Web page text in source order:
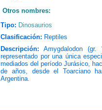
Otros nombres:
Tipo: Dinosaurios
Clasificación: Reptiles
Descripción: Amygdalodon (gr.
representado por una única
mediados del período Jurásico,
de años, desde el Toarciano
Argentina.